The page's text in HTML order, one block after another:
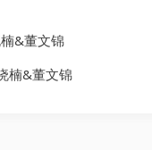
&董文锦
楠&董文锦